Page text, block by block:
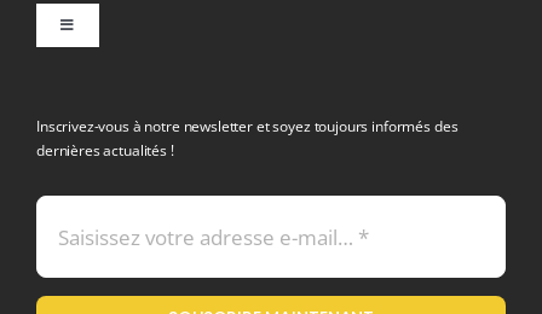
Toggle
Mentions légales
Inscrivez-vous à notre newsletter et soyez toujours informés des
dernières actualités !